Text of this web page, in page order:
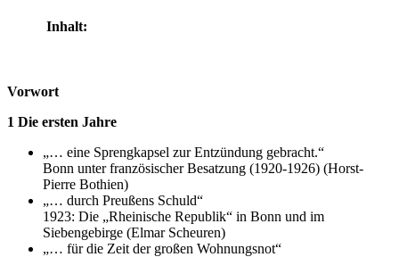
Inhalt:
Vorwort
1 Die ersten Jahre
„… eine Sprengkapsel zur Entzündung gebracht.“
Bonn unter französischer Besatzung (1920-1926) (Horst-
Pierre Bothien)
„… durch Preußens Schuld“
1923: Die „Rheinische Republik“ in Bonn und im
Siebengebirge (Elmar Scheuren)
„… für die Zeit der großen Wohnungsnot“